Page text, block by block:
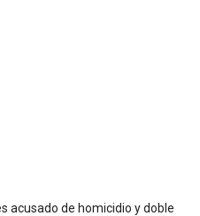
acusado de homicidio y doble